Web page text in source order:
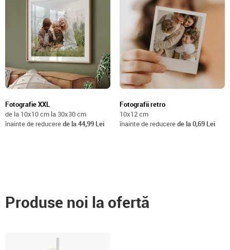
Fotografie XXL
de la 10x10 cm la 30x30 cm
înainte de reducerede la 44,99 Lei
Fotografii retro
10x12 cm
înainte de reducerede la 0,69 Lei
Produse noi la ofertă